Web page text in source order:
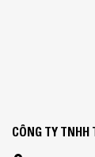
CÔNG TY TNHH